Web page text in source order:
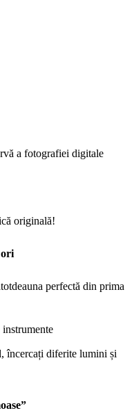
a fotografiei digitale
originală!
ori
perfectă din prima
încercați diferite lumini și